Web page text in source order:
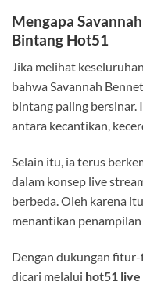
Mengapa
Bintang Hot51
Jika melihat
bahwa Savannah
bintang paling bersinar.
antara kecantikan,
Selain itu, ia terus
dalam konsep live
berbeda. Oleh karena
menantikan
Dengan dukungan
dicari melalui hot51 live